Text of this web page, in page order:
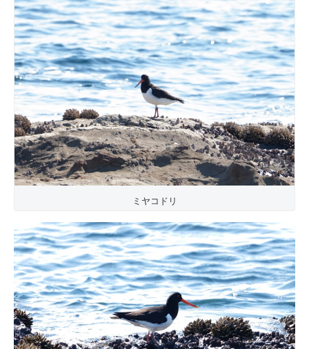
ミヤコドリ